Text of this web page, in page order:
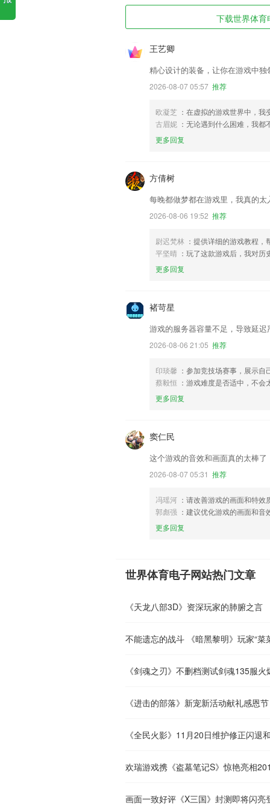
下载世界体
王艺卿
精心设计的装备，让你在游戏中独
2026-08-07 05:57 推荐
欧凝芝 ：在虚拟的游戏世界中，我
古眉妮 ：无论遇到什么困难，我
更多回复
方倩树
每晚都做梦都在游戏里，我真的太
2026-08-06 19:52 推荐
尉迟梵林 ：提供详细的游戏教程，
平坚晴 ：玩了这款游戏后，我对历
更多回复
褚苛星
游戏的服务器容量不足，导致延迟
2026-08-06 21:05 推荐
印琰馨 ：参加竞技场赛事，展示自
蔡毅恒 ：游戏难度是否适中，不会
更多回复
窦仁民
这个游戏的音效和画面真的太棒了
2026-08-07 05:31 推荐
冯瑶河 ：请改善游戏的画面和特效
郭彪强 ：建议优化游戏的画面和音
更多回复
世界体育电子网站热门文章
《天龙八部3D》资深玩家的肺腑之言
不能遗忘的战斗 《暗黑黎明》玩家“菜
《剑魂之刃》不删档测试剑魂135服火
《进击的部落》新宠新活动献礼感恩节
《全民火影》11月20日维护修正闪退
欢瑞游戏携《盗墓笔记S》惊艳亮相
画面一致好评《X三国》封测即将闪亮